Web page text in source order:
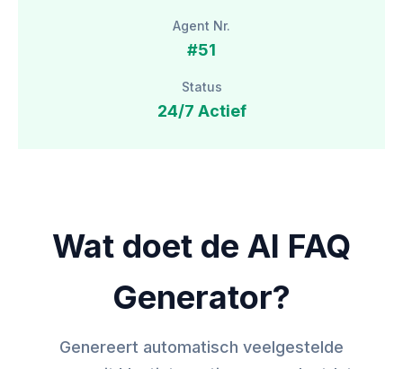
Agent Nr.
#51
Status
24/7 Actief
Wat doet de AI FAQ
Generator?
Genereert automatisch veelgestelde